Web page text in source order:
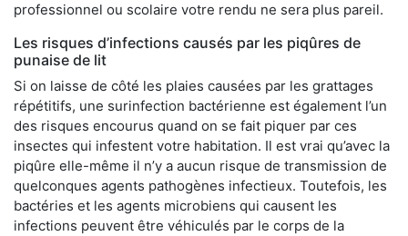
professionnel ou scolaire votre rendu ne sera plus pareil.
Les risques d’infections causés par les piqûres de
punaise de lit
Si on laisse de côté les plaies causées par les grattages
répétitifs, une surinfection bactérienne est également l’un
des risques encourus quand on se fait piquer par ces
insectes qui infestent votre habitation. Il est vrai qu’avec la
piqûre elle-même il n’y a aucun risque de transmission de
quelconques agents pathogènes infectieux. Toutefois, les
bactéries et les agents microbiens qui causent les
infections peuvent être véhiculés par le corps de la